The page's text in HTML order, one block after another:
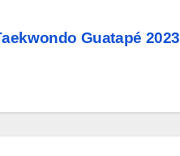
Guatapé 2023